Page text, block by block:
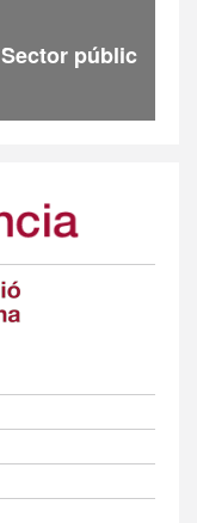
Sector públic